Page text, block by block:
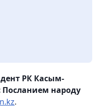
РК Касым-
Посланием народу
.